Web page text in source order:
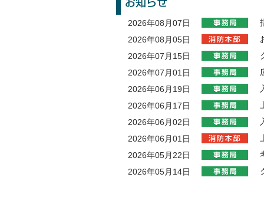
2026年08月07日
2026年08月05日
2026年07月15日
2026年07月01日
2026年06月19日
2026年06月17日
2026年06月02日
2026年06月01日
2026年05月22日
2026年05月14日